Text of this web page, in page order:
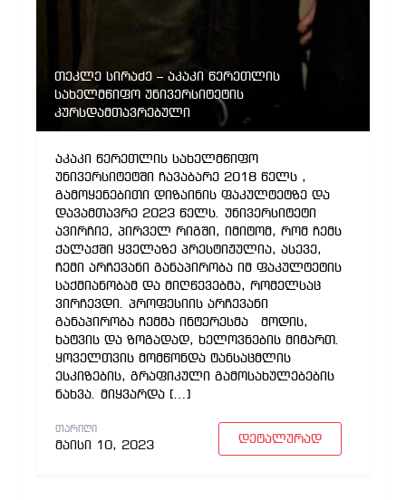
თეკლე სირაძე – აკაკი წერეთლის
სახელმწიფო უნივერსიტეტის
კურსდამთავრებული
აკაკი წერეთლის სახელმწიფო
უნივერსიტეტში ჩავაბარე 2018 წელს ,
გამოყენებითი დიზაინის ფაკულტეტზე და
დავამთავრე 2023 წელს. უნივერსიტეტი
ავირჩიე, პირველ რიგში, იმიტომ, რომ ჩემს
ქალაქში ყველაზე პრესტიჟულია, ასევე,
ჩემი არჩევანი განაპირობა იმ ფაკულტეტის
საქმიანობამ და მიღწევებმა, რომელსაც
ვირჩევდი. პროფესიის არჩევანი
განაპირობა ჩემმა ინტერესმა მოდის,
ხატვის და ზოგადად, ხელოვნების მიმართ.
ყოველთვის მომწონდა ტანსაცმლის
ესკიზების, გრაფიკული გამოსახულებების
ნახვა. მიყვარდა […]
ᲗᲐᲠᲘᲦᲘ
მაისი 10, 2023
დეტალურად